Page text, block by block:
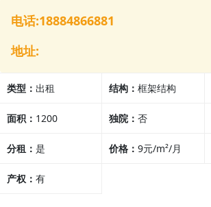
电话:18884866881
地址:
类型： 出租 结构：框架结构
面积： 1200 独院：否
分租： 是 价格：9元/m²/月
产权： 有